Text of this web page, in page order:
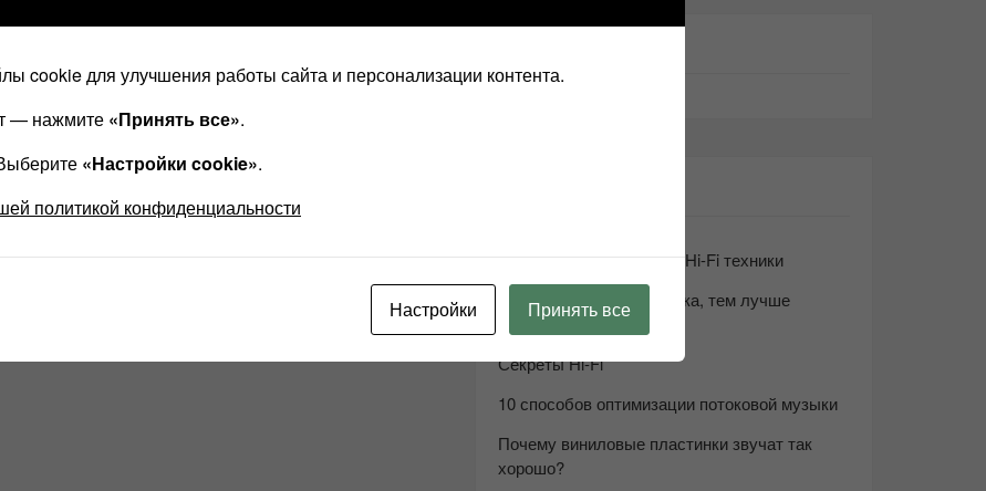
Возьмите друга в салон Hi-Fi техники
Чем дороже аудиотехника, тем лучше
звучит?
Секреты Hi-Fi
10 способов оптимизации потоковой музыки
Почему виниловые пластинки звучат так
хорошо?
cookie для улучшения работы сайта и персонализации контента.
— нажмите «Принять все».
«Настройки cookie».
политикой конфиденциальности
Настройки Принять все